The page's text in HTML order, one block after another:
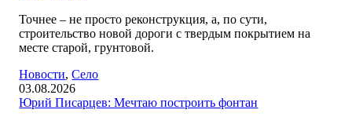
Точнее – не просто реконструкция, а, по сути,
строительство новой дороги с твердым покрытием на
месте старой, грунтовой.
Новости,Село
03.08.2026
Юрий Писарцев: Мечтаю построить фонтан